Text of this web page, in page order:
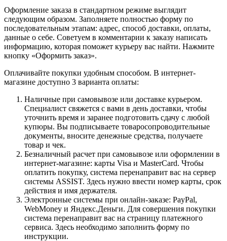
Оформление заказа в стандартном режиме выглядит
следующим образом. Заполняете полностью форму по
последовательным этапам: адрес, способ доставки, оплаты,
данные о себе. Советуем в комментарии к заказу написать
информацию, которая поможет курьеру вас найти. Нажмите
кнопку «Оформить заказ».
Оплачивайте покупки удобным способом. В интернет-
магазине доступно 3 варианта оплаты:
Наличные при самовывозе или доставке курьером.
Специалист свяжется с вами в день доставки, чтобы
уточнить время и заранее подготовить сдачу с любой
купюры. Вы подписываете товаросопроводительные
документы, вносите денежные средства, получаете
товар и чек.
Безналичный расчет при самовывозе или оформлении в
интернет-магазине: карты Visa и MasterCard. Чтобы
оплатить покупку, система перенаправит вас на сервер
системы ASSIST. Здесь нужно ввести номер карты, срок
действия и имя держателя.
Электронные системы при онлайн-заказе: PayPal,
WebMoney и Яндекс.Деньги. Для совершения покупки
система перенаправит вас на страницу платежного
сервиса. Здесь необходимо заполнить форму по
инструкции.